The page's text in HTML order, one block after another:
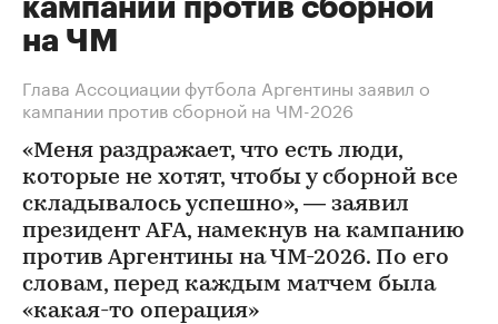
кампании против сборной
на ЧМ
Глава Ассоциации футбола Аргентины заявил о
кампании против сборной на ЧМ-2026
«Меня раздражает, что есть люди,
которые не хотят, чтобы у сборной все
складывалось успешно», — заявил
президент AFA, намекнув на кампанию
против Аргентины на ЧМ-2026. По его
словам, перед каждым матчем была
«какая-то операция»